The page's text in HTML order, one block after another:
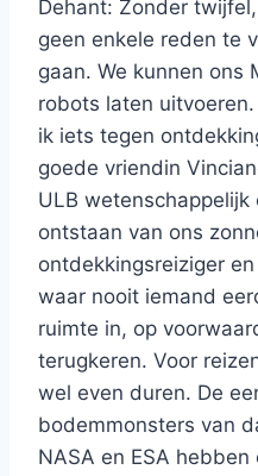
Dehant: Zonder
geen enkele reden te
gaan. We kunnen ons
robots laten
ik iets tegen
goede vriendin
ULB
ontstaan van ons
ontdekkingsreiziger
waar nooit iemand
ruimte in, op
terugkeren. Voor
wel even duren. De
bodemmonsters van
NASA en ESA